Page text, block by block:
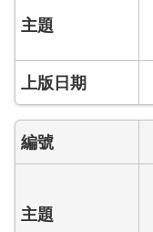
員
專
區
網
站